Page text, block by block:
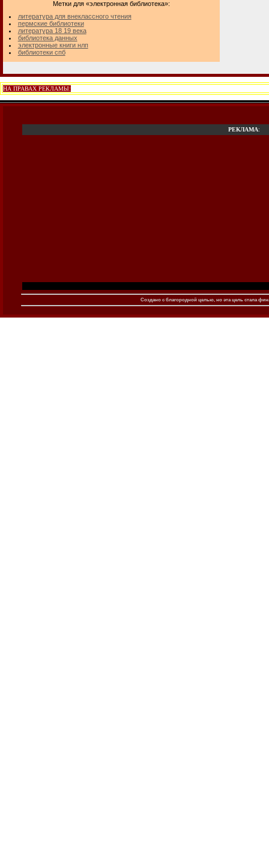
Метки для «электронная библиотека»:
литература для внеклассного чтения
пермские библиотеки
литература 18 19 века
библиотека данных
электронные книги нлп
библиотеки спб
НА ПРАВАХ РЕКЛАМЫ:
РЕКЛАМА:
Создано c благородной целью, но эта цель стала